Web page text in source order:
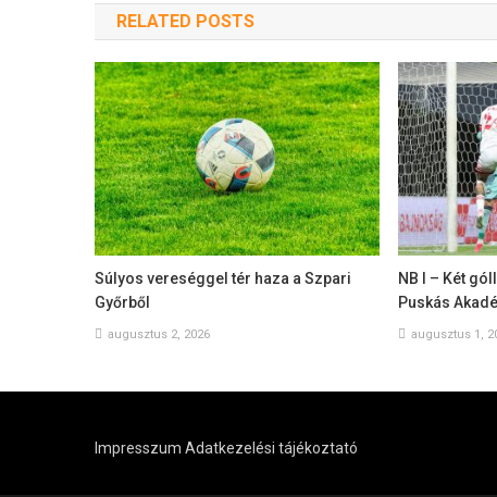
RELATED POSTS
Súlyos vereséggel tér haza a Szpari
Győrből
augusztus 2, 2026
NB I – Két
Puskás
augusztus 1,
Impresszum Adatkezelési tájékoztató